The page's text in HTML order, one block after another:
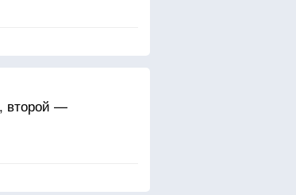
второй —